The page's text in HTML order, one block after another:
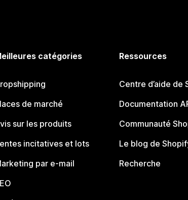
catégories
de marché
sur les produits
incitatives et lots
par e-mail
Ressources
Centre d’aide de
Documentation
Communauté
Le blog de
Recherche